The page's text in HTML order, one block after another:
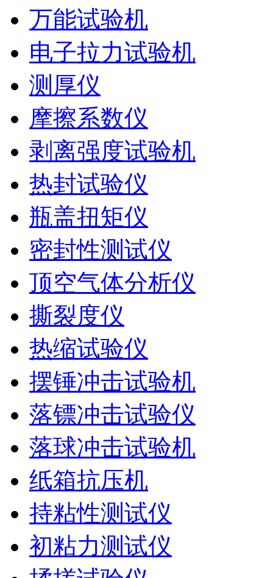
万能试验机
电子拉力试验机
测厚仪
摩擦系数仪
剥离强度试验机
热封试验仪
瓶盖扭矩仪
密封性测试仪
顶空气体分析仪
撕裂度仪
热缩试验仪
摆锤冲击试验机
落镖冲击试验仪
落球冲击试验机
纸箱抗压机
持粘性测试仪
初粘力测试仪